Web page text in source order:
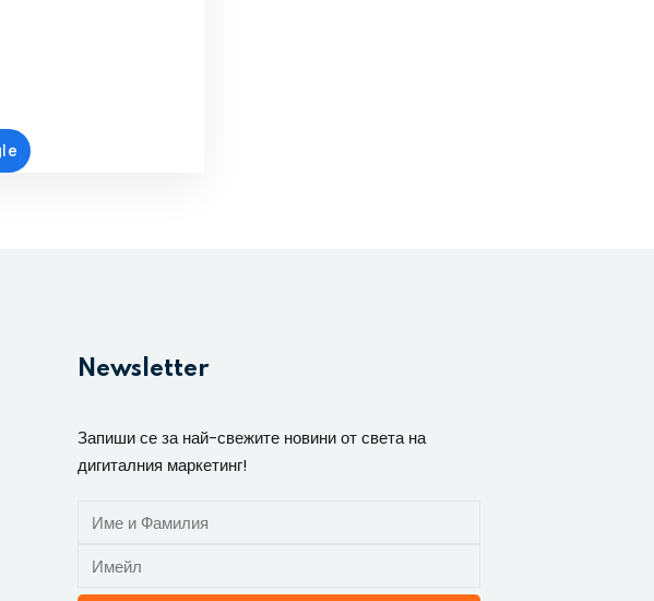
Newsletter
Запиши се за най-свежите новини от света на
дигиталния маркетинг!